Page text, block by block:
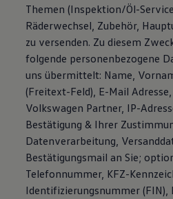
Themen (Inspektion/Öl-
Räderwechsel, Zubehör,
zu versenden. Zu diesem
folgende personenbezogene
uns übermittelt: Name,
(Freitext-Feld), E-Mail
Volkswagen Partner, IP-
Bestätigung & Ihrer
Datenverarbeitung,
Bestätigungsmail an Sie;
Telefonnummer, KFZ-
Identifizierungsnummer (FIN),